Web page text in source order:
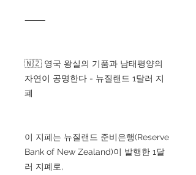
⸻
🇳🇿 영국 왕실의 기품과 남태평양의
자연이 공명한다 - 뉴질랜드 1달러 지
폐
이 지폐는 뉴질랜드 준비은행(Reserve
Bank of New Zealand)이 발행한 1달
러 지폐로,